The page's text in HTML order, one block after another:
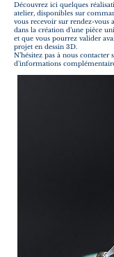
Découvrez ici quelques
atelier, disponibles sur
vous recevoir sur rendez-vous
dans la création d’une pièce
et que vous pourrez valider
projet en dessin 3D.
N’hésitez pas à nous contacter
d’informations